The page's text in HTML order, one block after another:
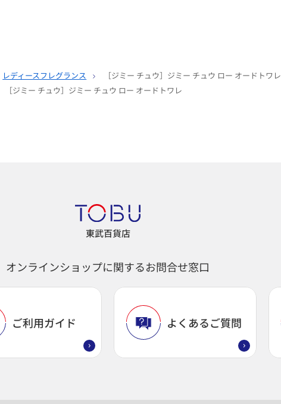
レディースフレグランス
［ジミー チュウ］ジミー チュウ ロー オードトワレ
［ジミー チュウ］ジミー チュウ ロー オードトワレ
東武百貨店
オンラインショップに関するお問合せ窓口
ご利用ガイド よくあるご質問